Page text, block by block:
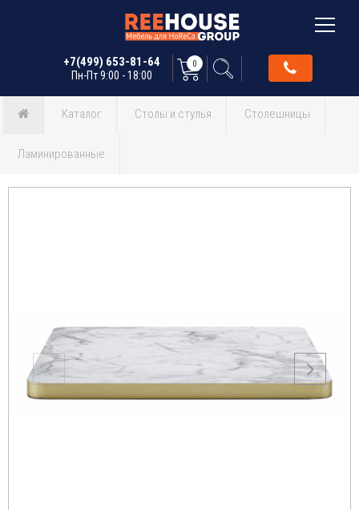
+7(499) 653-81-64
Пн-Пт 9:00 - 18:00
0
Каталог Столы и стулья Столешницы
Ламинированные